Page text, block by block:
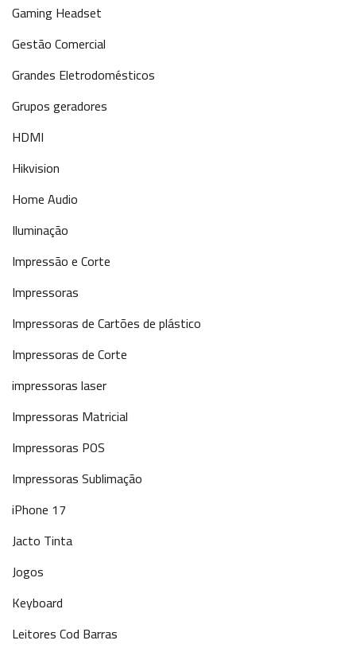
Gaming Headset
Gestão Comercial
Grandes Eletrodomésticos
Grupos geradores
HDMI
Hikvision
Home Audio
Iluminação
Impressão e Corte
Impressoras
Impressoras de Cartões de plástico
Impressoras de Corte
impressoras laser
Impressoras Matricial
Impressoras POS
Impressoras Sublimação
iPhone 17
Jacto Tinta
Jogos
Keyboard
Leitores Cod Barras